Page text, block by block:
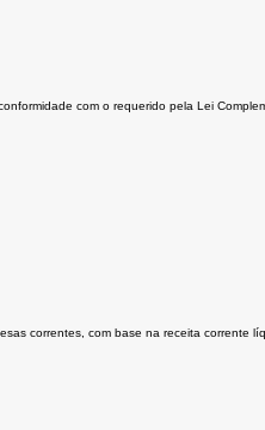
com o requerido pela Lei
correntes, com base na receita corrente